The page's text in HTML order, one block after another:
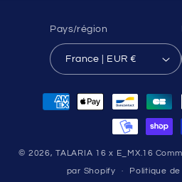
Pays/région
France | EUR €
Moyens
© 2026,TALARIA 16 x E_MX.16
par Shopify Politique